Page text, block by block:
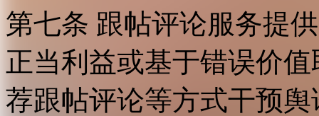
第七条 跟帖评论服务提
正当利益或基于错误价
荐跟帖评论等方式干预